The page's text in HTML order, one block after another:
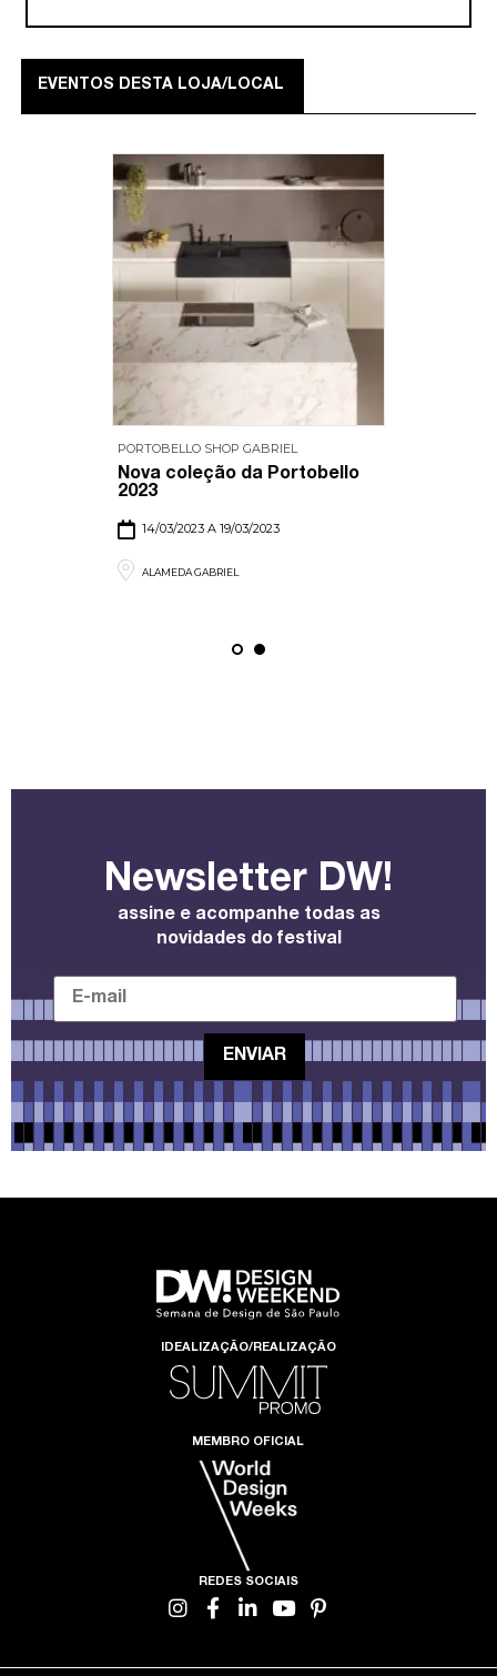
EVENTOS DESTA LOJA/LOCAL
PORTOBELLO SHOP GABRIEL
Nova coleção da Portobello
2023
14/03/2023 A 19/03/2023
ALAMEDA GABRIEL
Newsletter DW!
assine e acompanhe todas as
novidades do festival
IDEALIZAÇÃO/REALIZAÇÃO
MEMBRO OFICIAL
REDES SOCIAIS